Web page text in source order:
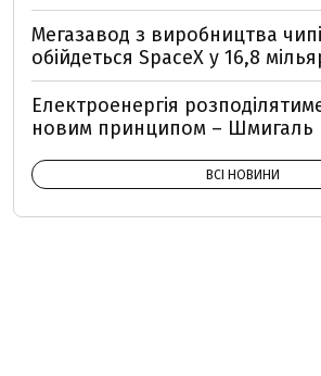
Мегазавод з виробництва
обійдеться SpaceX у 16,8
Електроенергія
новим принципом – Шмигаль
ВСІ НОВИНИ